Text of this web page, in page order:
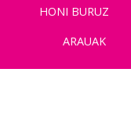
HONI BURUZ
ARAUAK